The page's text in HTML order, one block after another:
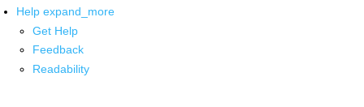
Help expand_more
Get Help
Feedback
Readability